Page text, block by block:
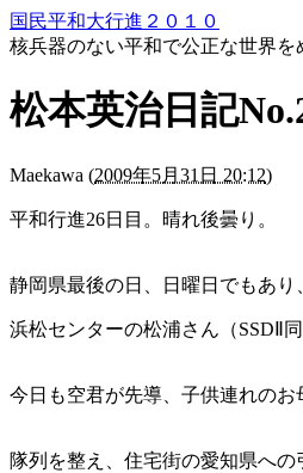
国民平和大行進２０１０
核兵器のない平和で公正な世界を
松本英治日記
Maekawa (2009年5月31日 20:12)
平和行進26日目。晴れ後曇り。
静岡県最後の日、日曜日でもあり
浜松センターの松浦さん（SSDⅡ
今日も空君が先導、子供連れのお
隊列を整え、住宅街の愛知県へ